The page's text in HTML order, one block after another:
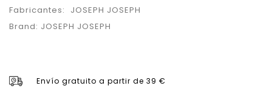
Fabricantes:
JOSEPH JOSEPH
Brand: JOSEPH JOSEPH
Envío gratuito a partir de 39 €